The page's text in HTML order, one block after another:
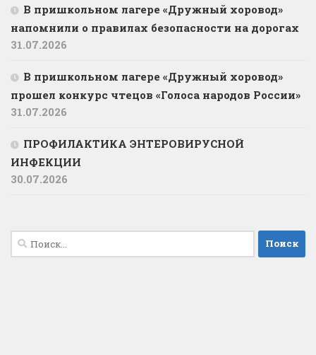
В пришкольном лагере «Дружный хоровод»
напомнили о правилах безопасности на дорогах
31.07.2026
В пришкольном лагере «Дружный хоровод»
прошел конкурс чтецов «Голоса народов России»
31.07.2026
ПРОФИЛАКТИКА ЭНТЕРОВИРУСНОЙ
ИНФЕКЦИИ
30.07.2026
Найти: